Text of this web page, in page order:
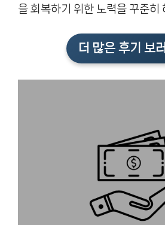
을 회복하기 위한 노력을 꾸준히
더 많은 후기 보